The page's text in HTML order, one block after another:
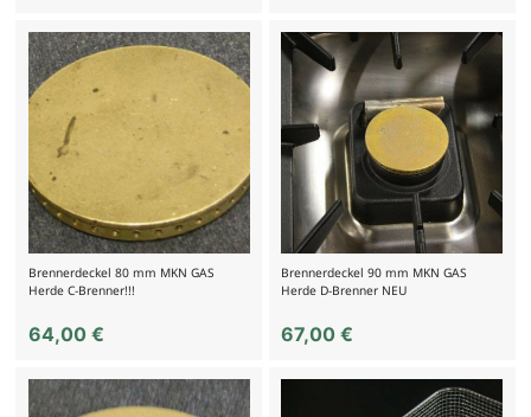
Brennerdeckel 80 mm MKN GAS
Herde C-Brenner!!!
64,00 €
Brennerdeckel 90 mm MKN GAS
Herde D-Brenner NEU
67,00€